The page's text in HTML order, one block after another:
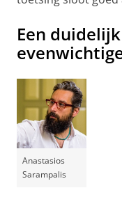
Een
Anastasios
Sarampalis